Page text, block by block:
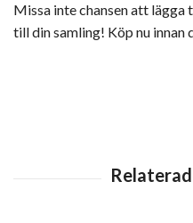
Missa inte chansen att lägga
till din samling! Köp nu innan